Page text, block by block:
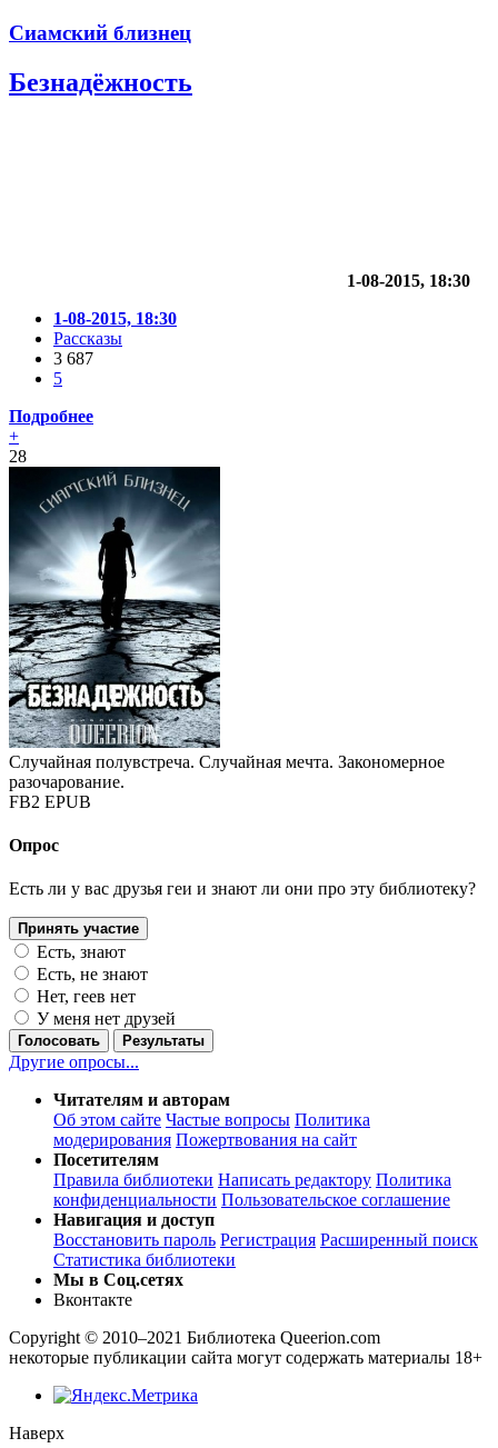
Сиамский близнец
Безнадёжность
1-08-2015, 18:30
1-08-2015, 18:30
Рассказы
3 687
5
Подробнее
+
28
Случайная полувстреча. Случайная мечта. Закономерное
разочарование.
FB2 EPUB
Опрос
Есть ли у вас друзья геи и знают ли они про эту библиотеку?
Принять участие
Есть, знают
Есть, не знают
Нет, геев нет
У меня нет друзей
Голосовать Результаты
Другие опросы...
Читателям и авторам
Об этом сайте Частые вопросы Политика
модерирования Пожертвования на сайт
Посетителям
Правила библиотеки Написать редактору Политика
конфиденциальности Пользовательское соглашение
Навигация и доступ
Восстановить пароль Регистрация Расширенный поиск
Статистика библиотеки
Мы в Соц.сетях
Вконтакте
Copyright © 2010–2021 Библиотека Queerion.com
некоторые публикации сайта могут содержать материалы 18+
Наверх